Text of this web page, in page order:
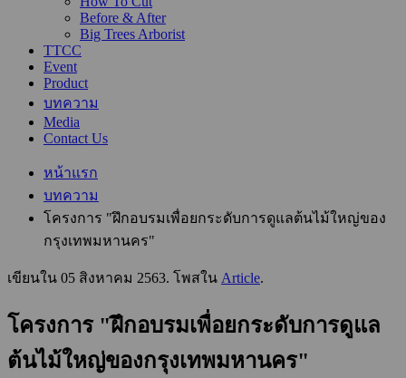
Before & After
Big Trees Arborist
TTCC
Event
Product
บทความ
Media
Contact Us
หน้าแรก
บทความ
โครงการ "ฝึกอบรมเพื่อยกระดับการดูแลต้นไม้ใหญ่ของ
กรุงเทพมหานคร"
เขียนใน 05 สิงหาคม 2563. โพสใน Article.
โครงการ "ฝึกอบรมเพื่อยกระดับการดูแล
ต้นไม้ใหญ่ของกรุงเทพมหานคร"